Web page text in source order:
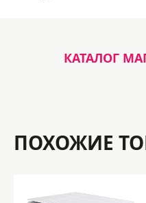
КАТАЛОГ
ПОХОЖИЕ